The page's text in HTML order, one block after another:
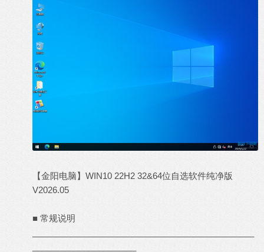
【金阳电脑】WIN10 22H2 32&64位自选软件纯净版
V2026.05
■ 常规说明